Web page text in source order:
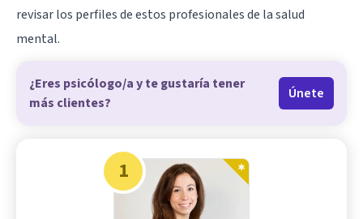
revisar los perfiles de estos profesionales de la salud
mental.
¿Eres psicólogo/a y te gustaría tener
más clientes?
Únete
1